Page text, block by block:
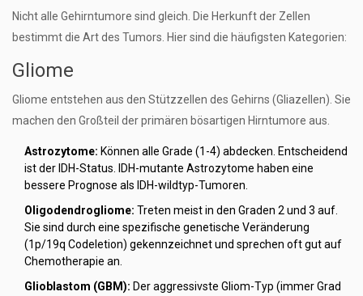
Nicht alle Gehirntumore sind gleich. Die Herkunft der Zellen
bestimmt die Art des Tumors. Hier sind die häufigsten Kategorien:
Gliome
Gliome entstehen aus den Stützzellen des Gehirns (Gliazellen). Sie
machen den Großteil der primären bösartigen Hirntumore aus.
Astrozytome: Können alle Grade (1-4) abdecken. Entscheidend
ist der IDH-Status. IDH-mutante Astrozytome haben eine
bessere Prognose als IDH-wildtyp-Tumoren.
Oligodendrogliome: Treten meist in den Graden 2 und 3 auf.
Sie sind durch eine spezifische genetische Veränderung
(1p/19q Codeletion) gekennzeichnet und sprechen oft gut auf
Chemotherapie an.
Glioblastom (GBM): Der aggressivste Gliom-Typ (immer Grad